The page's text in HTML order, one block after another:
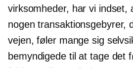
virksomheder, har vi indset,
nogen transaktionsgebyrer,
vejen, føler mange sig
bemyndigede til at tage det